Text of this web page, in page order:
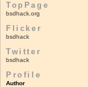
TopPage
bsdhack.org
Flicker
bsdhack
Twitter
bsdhack
Profile
Author